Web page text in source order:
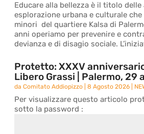
Educare alla bellezza è il titolo
esplorazione urbana e culturale
minori del quartiere Kalsa di
anni operiamo per prevenire e
devianza e di disagio sociale.
Protetto: XXXV
Libero Grassi | Palermo, 29
daComitato Addiopizzo |8 Agosto 2026
Per visualizzare questo articolo
sotto la password :